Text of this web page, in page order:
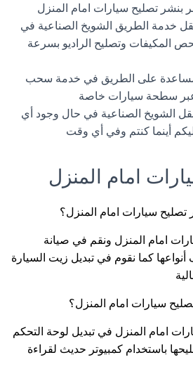
بنشر تصليح سيارات امام المنزل
خدمة الطريق الشويخ الصناعية في
المكيفات وتصليح الراديو بسرعة
على الطريق في خدمة سحب
عبر سطحة سيارات خاصة
الشويخ الصناعية في حال وجود أي
أينما كنتم وفي أي وقت
امام المنزل
سيارات امام المنزل؟
امام المنزل ونقم في صيانة
كما نقوم في تبديل زيت السيارة
سيارات امام المنزل؟
امام المنزل في تبديل لوحة التحكم
باستخدام كمبيوتر حديث لقراءة